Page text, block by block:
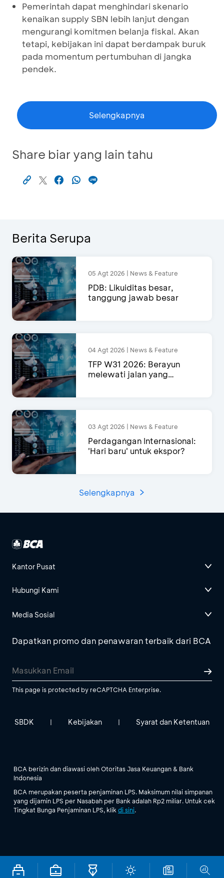
Pemerintah dapat menghindari skenario
kenaikan supply SBN lebih lanjut dengan
mengurangi komitmen belanja fiskal. Akan
tetapi, kebijakan ini dapat berdampak buruk
pada momentum pertumbuhan di jangka
pendek.
Selengkapnya
Share biar yang lain tahu
Berita Serupa
05 Agt 2026 | News & Feature
PDB: Likuiditas besar,
tanggung jawab besar
04 Agt 2026 | News & Feature
TFP W31 2026: Berayun
melewati jalan yang
03 Agt 2026 | News & Feature
Perdagangan Internasional:
'Hari baru' untuk ekspor?
Selengkapnya
Kantor Pusat
Hubungi Kami
Media Sosial
Dapatkan promo dan penawaran terbaik dari BCA
This page is protected by reCAPTCHA Enterprise.
SBDK | Kebijakan | Syarat dan Ketentuan
BCA berizin dan diawasi oleh Otoritas Jasa Keuangan & Bank
Indonesia
BCA merupakan peserta penjaminan LPS. Maksimum nilai simpanan
yang dijamin LPS per Nasabah per Bank adalah Rp2 miliar. Untuk cek
Tingkat Bunga Penjaminan LPS, klikdi sini.